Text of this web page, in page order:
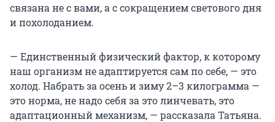
связана не с вами, а с сокращением светового дня
и похолоданием.
— Единственный физический фактор, к которому
наш организм не адаптируется сам по себе, — это
холод. Набрать за осень и зиму 2–3 килограмма —
это норма, не надо себя за это линчевать, это
адаптационный механизм, — рассказала Татьяна.